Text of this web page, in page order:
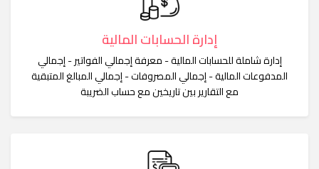
إدارة الحسابات المالية
إدارة شاملة للحسابات المالية - معرفة إجمالي الفواتير - إجمالي
المدفوعات المالية - إجمالي المصروفات - إجمالي المبالغ المتبقية
مع التقارير بين تاريخين مع حساب الضريبة